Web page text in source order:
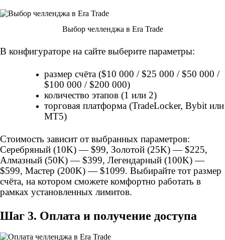
Выбор челленджа в Era Trade
В конфигураторе на сайте выберите параметры:
размер счёта ($10 000 / $25 000 / $50 000 /
$100 000 / $200 000)
количество этапов (1 или 2)
торговая платформа (TradeLocker, Bybit или
MT5)
Стоимость зависит от выбранных параметров:
Серебряный (10K) — $99, Золотой (25K) — $225,
Алмазный (50K) — $399, Легендарный (100K) —
$599, Мастер (200K) — $1099. Выбирайте тот размер
счёта, на котором сможете комфортно работать в
рамках установленных лимитов.
Шаг 3. Оплата и получение доступа